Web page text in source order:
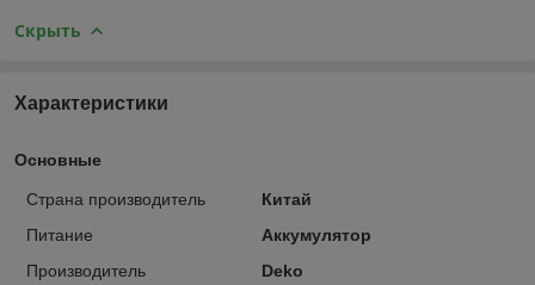
Скрыть
Характеристики
Основные
Страна производитель
Китай
Питание
Аккумулятор
Производитель
Deko